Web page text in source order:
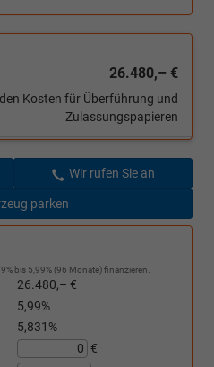
26.480,– €
Kosten für Überführung und
Zulassungspapieren
Wir rufen Sie an
parken
bis 5,99% (96 Monate) finanzieren.
26.480,– €
5,99%
5,831%
€